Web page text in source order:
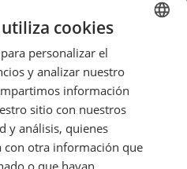
SPANISH
cookies
personalizar el
y analizar nuestro
información
sitio con nuestros
y análisis, quienes
con otra información que
o que hayan